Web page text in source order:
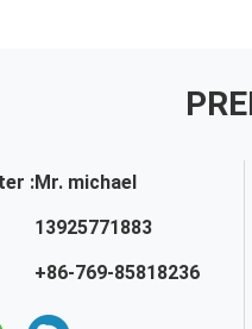
:Mr. michael
13925771883
+86-769-85818236